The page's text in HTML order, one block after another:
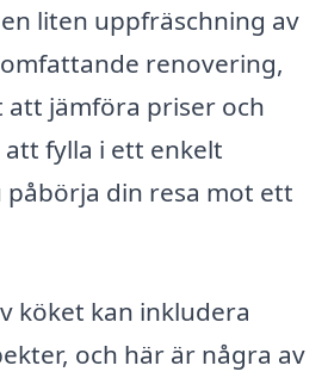
liten uppfräschning av
renovering,
att jämföra priser och
fylla i ett enkelt
din resa mot ett
köket kan inkludera
och här är några av